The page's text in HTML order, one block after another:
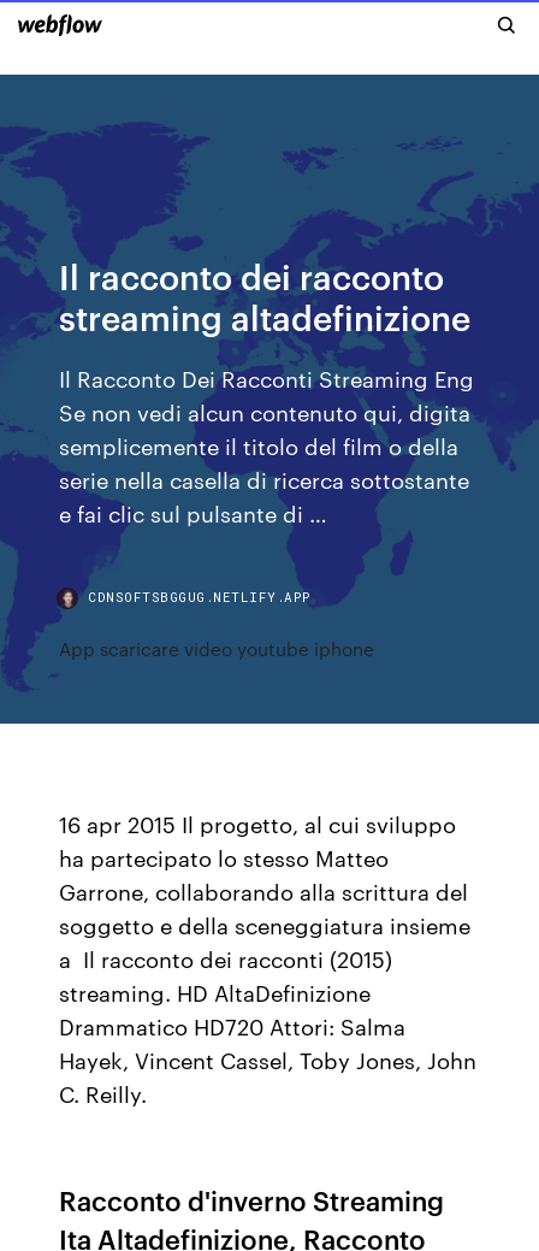
Il racconto dei racconto
streaming altadefinizione
Il Racconto Dei Racconti Streaming Eng
Se non vedi alcun contenuto qui, digita
semplicemente il titolo del film o della
serie nella casella di ricerca sottostante
e fai clic sul pulsante di …
CDNSOFTSBGGUG.NETLIFY.APP
App scaricare video youtube iphone
16 apr 2015 Il progetto, al cui sviluppo
ha partecipato lo stesso Matteo
Garrone, collaborando alla scrittura del
soggetto e della sceneggiatura insieme
a Il racconto dei racconti (2015)
streaming. HD AltaDefinizione
Drammatico HD720 Attori: Salma
Hayek, Vincent Cassel, Toby Jones, John
C. Reilly.
Racconto d'inverno Streaming
Ita Altadefinizione, Racconto